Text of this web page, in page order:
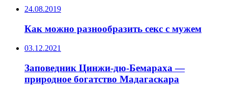
24.08.2019
Как можно разнообразить секс с мужем
03.12.2021
Заповедник Цинжи-дю-Бемараха —
природное богатство Мадагаскара